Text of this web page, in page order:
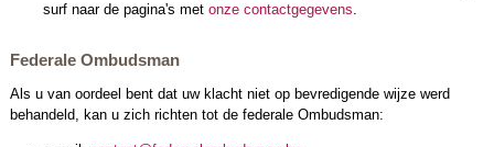
surf naar de pagina's met onze contactgegevens.
Federale Ombudsman
Als u van oordeel bent dat uw klacht niet op bevredigende wijze werd
behandeld, kan u zich richten tot de federale Ombudsman: